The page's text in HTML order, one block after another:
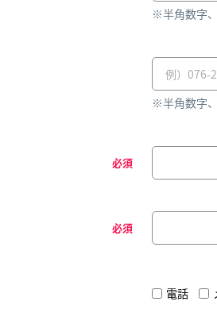
※半角数字
※半角数字
必須
必須
電話